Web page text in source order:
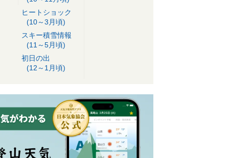
ヒートショック
(10～3月頃)
スキー積雪情報
(11～5月頃)
初日の出
(12～1月頃)